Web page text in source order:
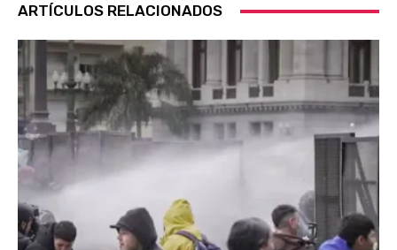
ARTÍCULOS RELACIONADOS